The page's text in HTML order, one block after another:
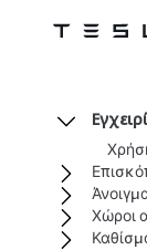
Χώροι